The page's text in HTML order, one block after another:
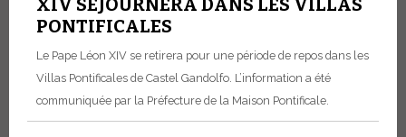
XIV SÉJOURNERA DANS LES VILLAS
PONTIFICALES
Le Pape Léon XIV se retirera pour une période de repos dans les
Villas Pontificales de Castel Gandolfo. L’information a été
communiquée par la Préfecture de la Maison Pontificale.